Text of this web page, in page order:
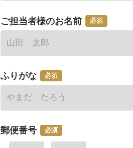
ご担当者様のお名前 必須
ふりがな 必須
郵便番号 必須